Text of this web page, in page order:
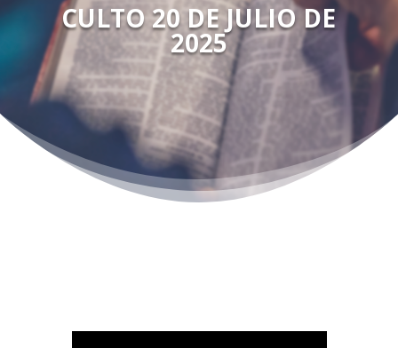
CULTO 20 DE JULIO DE
2025